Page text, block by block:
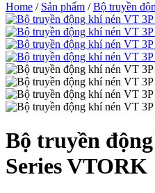
Home / Sản phẩm / Bộ truyền
Bộ truyền
Series VTORK